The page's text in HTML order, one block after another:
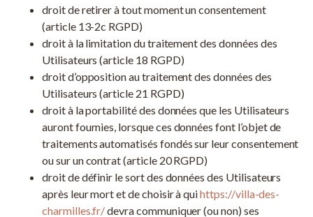
droit de retirer à tout moment un consentement
(article 13-2c RGPD)
droit à la limitation du traitement des données des
Utilisateurs (article 18 RGPD)
droit d’opposition au traitement des données des
Utilisateurs (article 21 RGPD)
droit à la portabilité des données que les Utilisateurs
auront fournies, lorsque ces données font l’objet de
traitements automatisés fondés sur leur consentement
ou sur un contrat (article 20 RGPD)
droit de définir le sort des données des Utilisateurs
après leur mort et de choisir à quihttps://villa-des-
charmilles.fr/devra communiquer (ou non) ses